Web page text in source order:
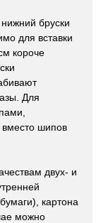
бруски
для вставки
короче
Для
шипов
двух- и
картона
можно